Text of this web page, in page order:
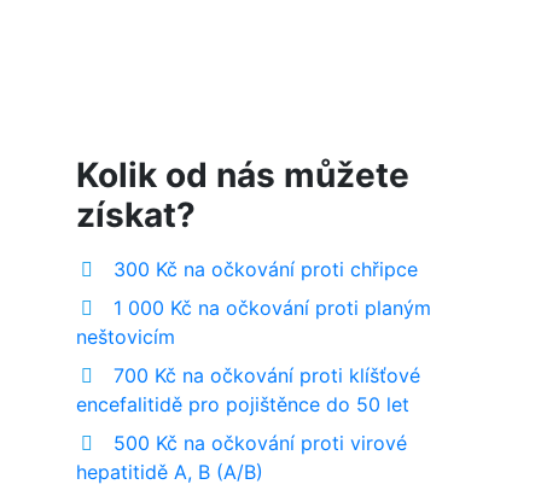
Kolik od nás můžete
získat?
300 Kč na očkování proti chřipce
1 000 Kč na očkování proti planým
neštovicím
700 Kč na očkování proti klíšťové
encefalitidě pro pojištěnce do 50 let
500 Kč na očkování proti virové
hepatitidě A, B (A/B)